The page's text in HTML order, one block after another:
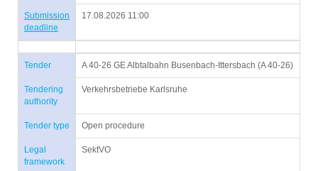
Submission
deadline
17.08.2026 11:00
Tender A 40-26 GE Albtalbahn Busenbach-Ittersbach (A 40-26)
Tendering
authority
Verkehrsbetriebe Karlsruhe
Tender type Open procedure
Legal
framework
SektVO